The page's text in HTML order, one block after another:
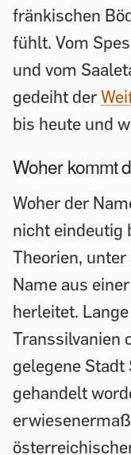
fränkischen
fühlt. Vom
und vom
gedeiht der
bis heute und
Woher kommt
Woher der
nicht eindeutig
Theorien,
Name aus
herleitet.
Transsilvanien
gelegene
gehandelt